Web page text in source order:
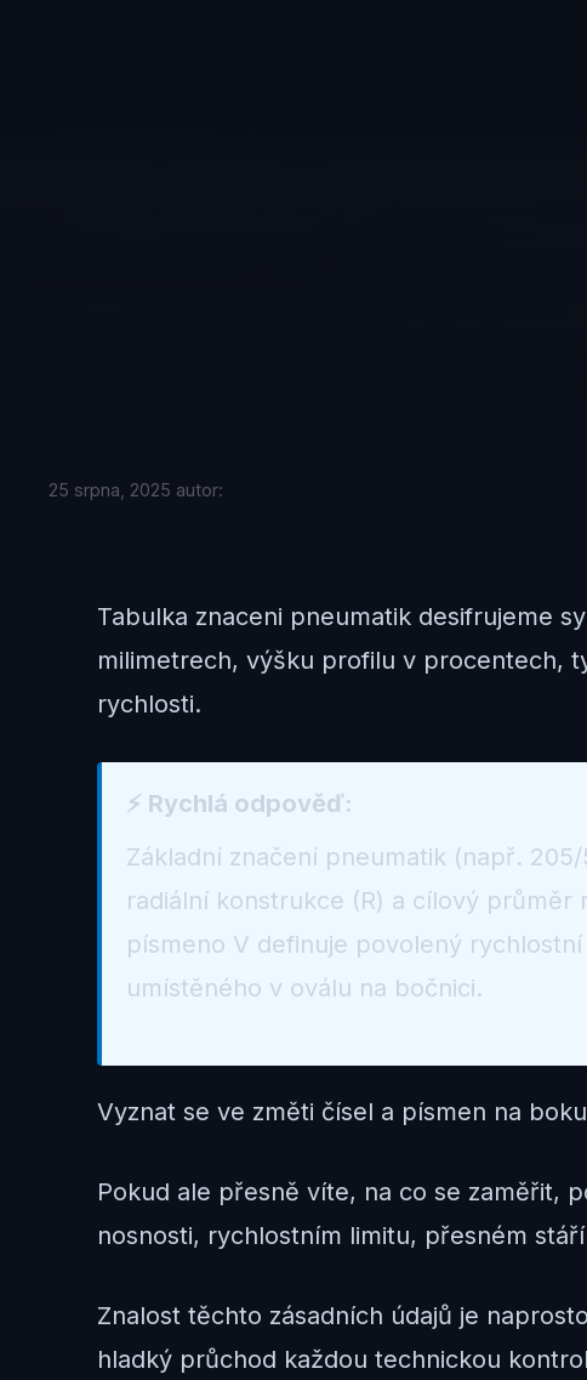
25 srpna, 2025 autor:
Tabulka znaceni pneumatik desifrujeme
milimetrech, výšku profilu v procentech,
rychlosti.
⚡ Rychlá odpověď:
Základní značení pneumatik (např.
radiální konstrukce (R) a cílový průměr
písmeno V definuje povolený
umístěného v oválu na bočnici.
Vyznat se ve změti čísel a písmen na
Pokud ale přesně víte, na co se zaměřit,
nosnosti, rychlostním limitu, přesném
Znalost těchto zásadních údajů je
hladký průchod každou technickou